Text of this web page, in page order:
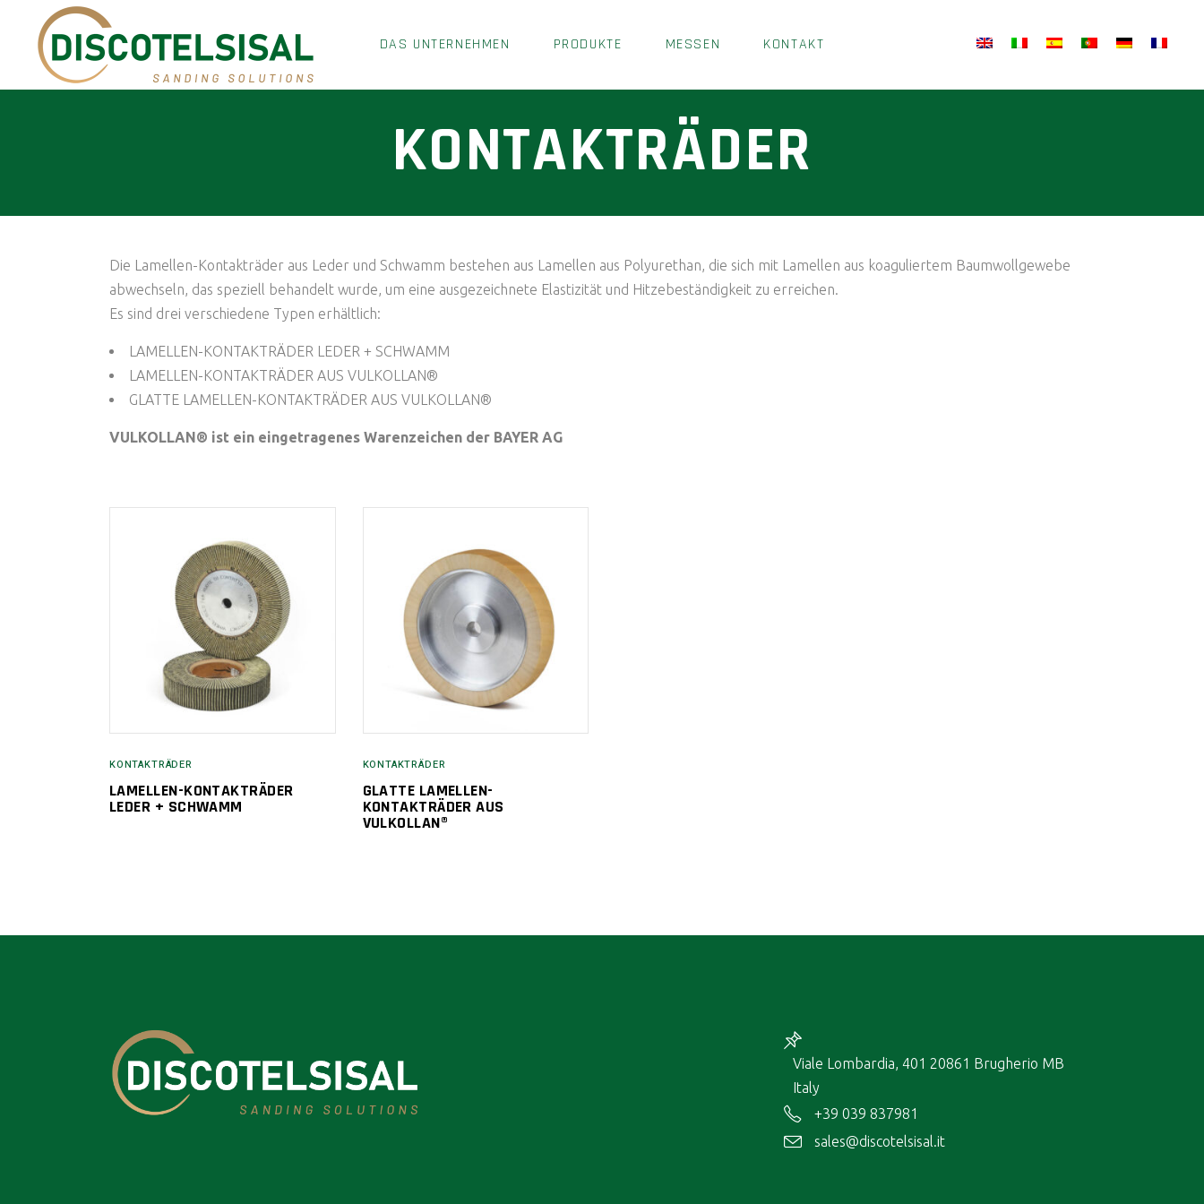
DAS UNTERNEHMEN PRODUKTE MESSEN KONTAKT
KONTAKTRÄDER
Die Lamellen-Kontakträder aus Leder und Schwamm bestehen aus Lamellen aus Polyurethan, die sich mit Lamellen aus koaguliertem Baumwollgewebe
abwechseln, das speziell behandelt wurde, um eine ausgezeichnete Elastizität und Hitzebeständigkeit zu erreichen.
Es sind drei verschiedene Typen erhältlich:
LAMELLEN-KONTAKTRÄDER LEDER + SCHWAMM
LAMELLEN-KONTAKTRÄDER AUS VULKOLLAN®
GLATTE LAMELLEN-KONTAKTRÄDER AUS VULKOLLAN®
VULKOLLAN® ist ein eingetragenes Warenzeichen der BAYER AG
KONTAKTRÄDER
LAMELLEN-KONTAKTRÄDER
LEDER + SCHWAMM
KONTAKTRÄDER
GLATTE LAMELLEN-
KONTAKTRÄDER AUS
VULKOLLAN®
Viale Lombardia, 401 20861 Brugherio MB
Italy
+39 039 837981
sales@discotelsisal.it